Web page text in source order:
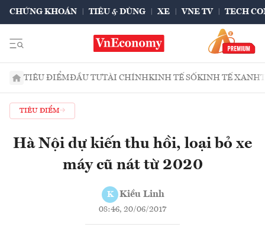
CHỨNG KHOÁN TIÊU & DÙNG XE VNE TV TECH
TIÊU ĐIỂMĐẦU TƯTÀI CHÍNHKINH TẾ SỐKINH TẾ XANH
TIÊU ĐIỂM
Hà Nội dự kiến thu hồi, loại bỏ xe
máy cũ nát từ 2020
K Kiều Linh
08:46, 20/06/2017